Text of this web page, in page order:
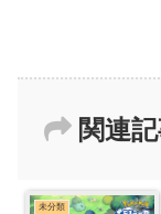
関連
未分類